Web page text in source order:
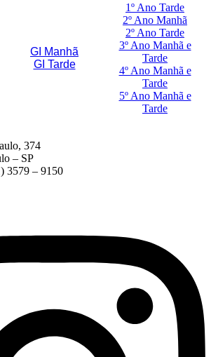
GI Manhã
GI Tarde
1º Ano Tarde
2º Ano Manhã
2º Ano Tarde
3º Ano Manhã e
Tarde
4º Ano Manhã e
Tarde
5º Ano Manhã e
Tarde
374
– SP
3579 – 9150